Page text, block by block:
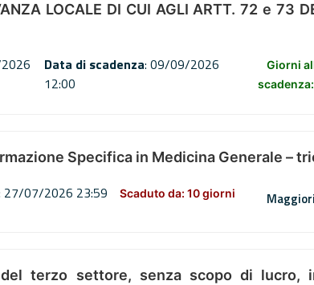
LOCALE DI CUI AGLI ARTT. 72 e 73
Data di scadenza: 09/09/2026
12:00
Giorni
Specifica in Medicina Generale –
27/07/2026 23:59 Scaduto da: 10 giorni
terzo settore, senza scopo di lucro,